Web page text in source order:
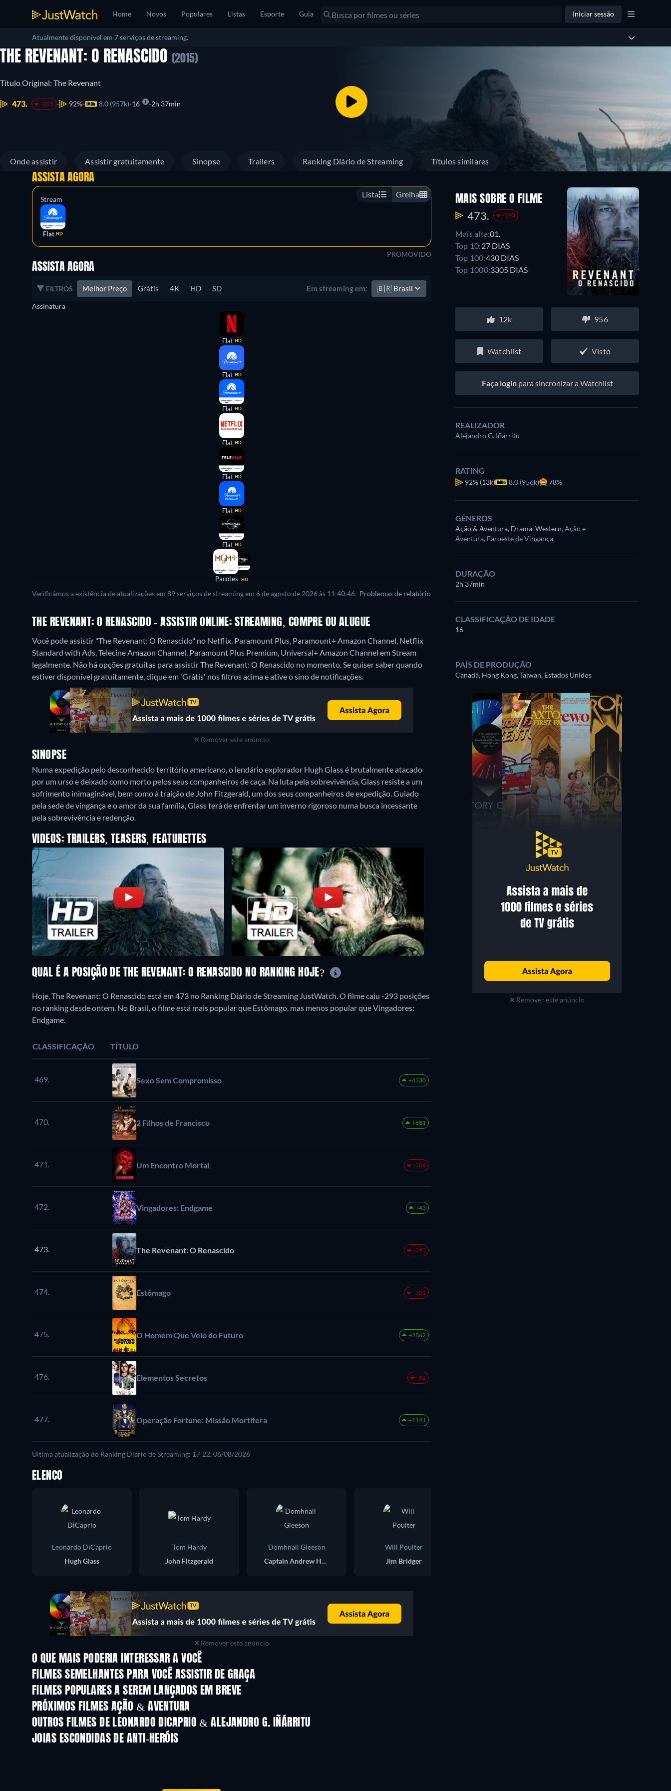
Home Novos Populares Listas Esporte Guia Iniciar sessão
Atualmente disponível em 7 serviços de streaming.
THE REVENANT: O RENASCIDO (2015)
Título Original: The Revenant
473. -293 92% 8.0 (957k) 16 2h 37min
Onde assistir Assistir gratuitamente Sinopse Trailers Ranking Diário de Streaming Títulos similares
Lista Grelha
ASSISTA AGORA
Stream
Flat HD
PROMOVIDO
ASSISTA AGORA
FILTROS Melhor Preço Grátis 4K HD SD Em streaming em: 🇧🇷 Brasil
Assinatura
Flat HD
Flat HD
Flat HD
Flat HD
Flat HD
Flat HD
Flat HD
Pacotes HD
Verificámos a existência de atualizações em 89 serviços de streaming em 6 de agosto de 2026 às 11:40:46. Problemas de relatório
THE REVENANT: O RENASCIDO - ASSISTIR ONLINE: STREAMING, COMPRE OU ALUGUE
Você pode assistir "The Revenant: O Renascido" no Netflix, Paramount Plus, Paramount+ Amazon Channel, Netflix
Standard with Ads, Telecine Amazon Channel, Paramount Plus Premium, Universal+ Amazon Channel em Stream
legalmente. Não há opções gratuitas para assistir The Revenant: O Renascido no momento. Se quiser saber quando
estiver disponível gratuitamente, clique em 'Grátis' nos filtros acima e ative o sino de notificações.
Remover este anúncio
SINOPSE
Numa expedição pelo desconhecido território americano, o lendário explorador Hugh Glass é brutalmente atacado
por um urso e deixado como morto pelos seus companheiros de caça. Na luta pela sobrevivência, Glass resiste a um
sofrimento inimaginável, bem como à traição de John Fitzgerald, um dos seus companheiros de expedição. Guiado
pela sede de vingança e o amor da sua família, Glass terá de enfrentar um inverno rigoroso numa busca incessante
pela sobrevivência e redenção.
VIDEOS: TRAILERS, TEASERS, FEATURETTES
MAIS SOBRE O FILME
473. -293
Mais alta:01.
Top 10:27 DIAS
Top 100:430 DIAS
Top 1000:3305 DIAS
12k 956
Watchlist Visto
Faça loginpara sincronizar a Watchlist
REALIZADOR
Alejandro G. Iñárritu
RATING
92% (13k) 8.0 (956k) 78%
GÊNEROS
Ação & Aventura, Drama, Western,Ação e
Aventura, Faroeste de Vingança
DURAÇÃO
2h 37min
CLASSIFICAÇÃO DE IDADE
16
PAÍS DE PRODUÇÃO
Canadá, Hong Kong, Taiwan, Estados Unidos
Remover este anúncio
QUAL É A POSIÇÃO DE THE REVENANT: O RENASCIDO NO RANKING HOJE?
Hoje, The Revenant: O Renascido está em 473 no Ranking Diário de Streaming JustWatch. O filme caiu -293 posições
no ranking desde ontem. No Brasil, o filme está mais popular que Estômago, mas menos popular que Vingadores:
Endgame.
CLASSIFICAÇÃO TÍTULO
469. Sexo Sem Compromisso +4330
470. 2 Filhos de Francisco +881
471. Um Encontro Mortal -306
472. Vingadores: Endgame +43
473. The Revenant: O Renascido -293
474. Estômago -301
475. O Homem Que Veio do Futuro +2862
476. Elementos Secretos -82
477. Operação Fortune: Missão Mortífera +1141
Última atualização do Ranking Diário de Streaming: 17:22, 06/08/2026
ELENCO
Leonardo DiCaprio
Hugh Glass
Tom Hardy
John Fitzgerald
Domhnall Gleeson
Captain Andrew Henry
Will Poulter
Jim Bridger
Remover este anúncio
O QUE MAIS PODERIA INTERESSAR A VOCÊ
FILMES SEMELHANTES PARA VOCÊ ASSISTIR DE GRAÇA
FILMES POPULARES A SEREM LANÇADOS EM BREVE
PRÓXIMOS FILMES AÇÃO & AVENTURA
OUTROS FILMES DE LEONARDO DICAPRIO & ALEJANDRO G. IÑÁRRITU
JOIAS ESCONDIDAS DE ANTI-HERÓIS